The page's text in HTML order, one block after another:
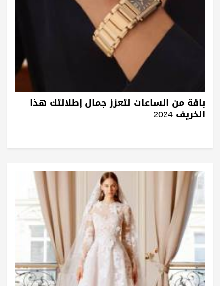
باقة من الساعات لتعزز جمال إطلالتك هذا
الخريف 2024